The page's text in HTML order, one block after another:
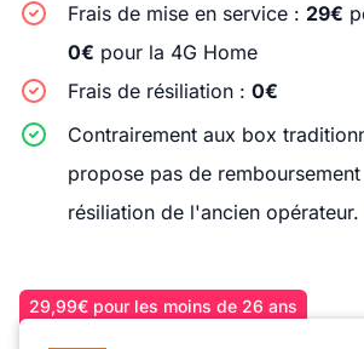
Frais de mise en service : 29€
0€ pour la 4G Home
Frais de résiliation : 0€
Contrairement aux box
propose pas de
résiliation de l'ancien opérateur.
29,99€ pour les moins de 26 ans